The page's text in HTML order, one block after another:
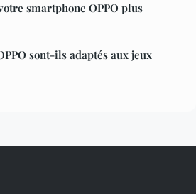
smartphone OPPO plus
sont-ils adaptés aux jeux